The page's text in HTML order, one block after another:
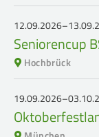
Seniorencup
Hochbrück
Kader
RWK
DAMEN
Damen im
Bezirkspokal